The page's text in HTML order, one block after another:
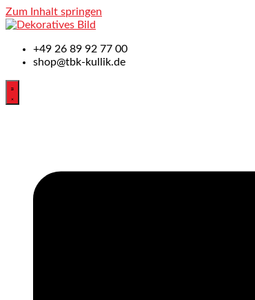
Zum Inhalt springen
+49 26 89 92 77 00
shop@tbk-kullik.de